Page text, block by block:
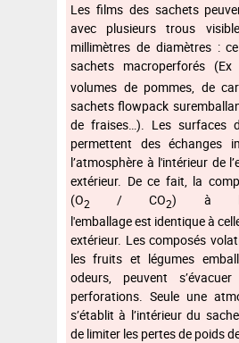
Les films des sachets
avec plusieurs trous
millimètres de diamètres :
sachets macroperforés
volumes de pommes, de
sachets flowpack
de fraises…). Les surfaces
permettent des échanges
l’atmosphère à l'intérieur de
extérieur. De ce fait, la
(O2 / CO2) à
l'emballage est identique à
extérieur. Les composés
les fruits et légumes
odeurs, peuvent
perforations. Seule une
s’établit à l’intérieur du
de limiter les pertes de poids